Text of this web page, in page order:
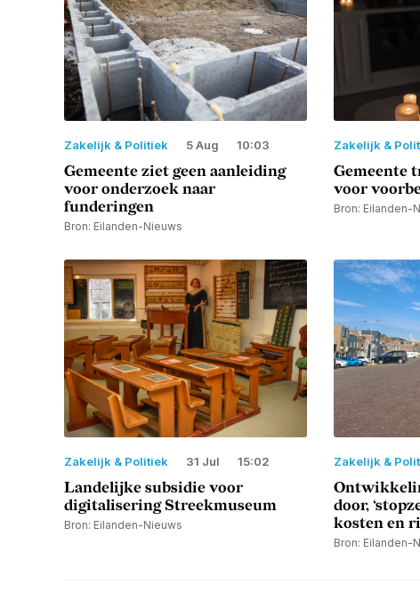
Zakelijk & Politiek 5 Aug 10:03
Gemeente ziet geen aanleiding
voor onderzoek naar
funderingen
Bron: Eilanden-Nieuws
Zakelijk &
Gemeente
voor
Bron: Eilanden-
Zakelijk & Politiek 31 Jul 15:02
Landelijke subsidie voor
digitalisering Streekmuseum
Bron: Eilanden-Nieuws
Zakelijk &
door,
kosten en
Bron: Eilanden-